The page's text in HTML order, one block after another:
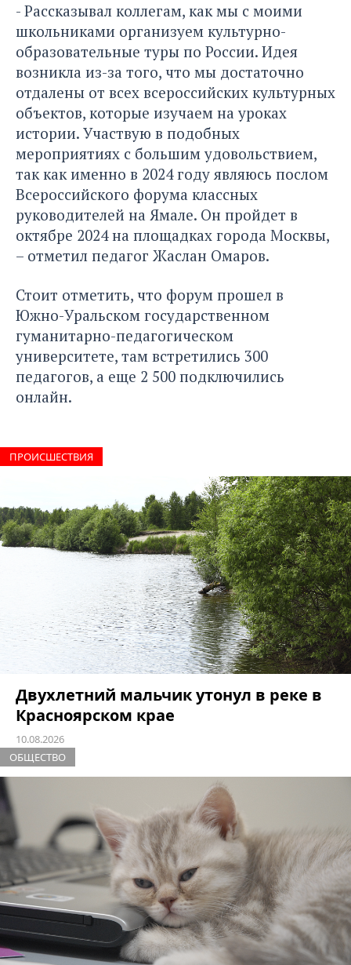
- Рассказывал коллегам, как мы с моими
школьниками организуем культурно-
образовательные туры по России. Идея
возникла из-за того, что мы достаточно
отдалены от всех всероссийских культурных
объектов, которые изучаем на уроках
истории. Участвую в подобных
мероприятиях с большим удовольствием,
так как именно в 2024 году являюсь послом
Всероссийского форума классных
руководителей на Ямале. Он пройдет в
октябре 2024 на площадках города Москвы,
– отметил педагог Жаслан Омаров.
Стоит отметить, что форум прошел в
Южно-Уральском государственном
гуманитарно-педагогическом
университете, там встретились 300
педагогов, а еще 2 500 подключились
онлайн.
ПРОИCШЕСТВИЯ
Двухлетний мальчик утонул в реке в
Красноярском крае
10.08.2026
ОБЩЕСТВО